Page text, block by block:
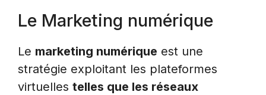
Le Marketing numérique
Le marketing numérique est une
stratégie exploitant les plateformes
virtuelles telles que les réseaux